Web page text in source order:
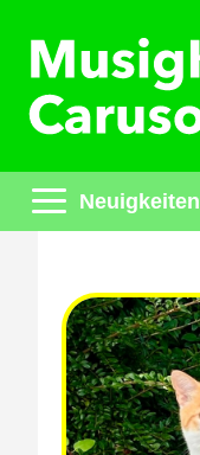
Neuigkeiten